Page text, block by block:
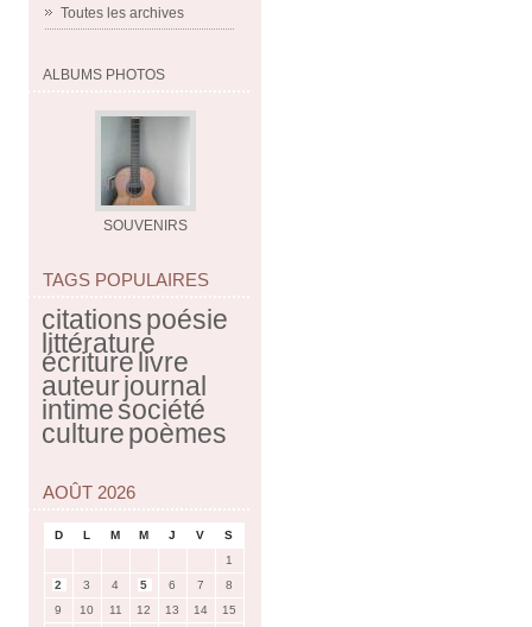
Toutes les archives
ALBUMS PHOTOS
SOUVENIRS
TAGS POPULAIRES
citationspoésie
littérature
écriturelivre
auteurjournal
intimesociété
culturepoèmes
AOÛT 2026
D L M M J V
S
1
2
3 4 5 6 7
8
9
10 11 12 13 14
15